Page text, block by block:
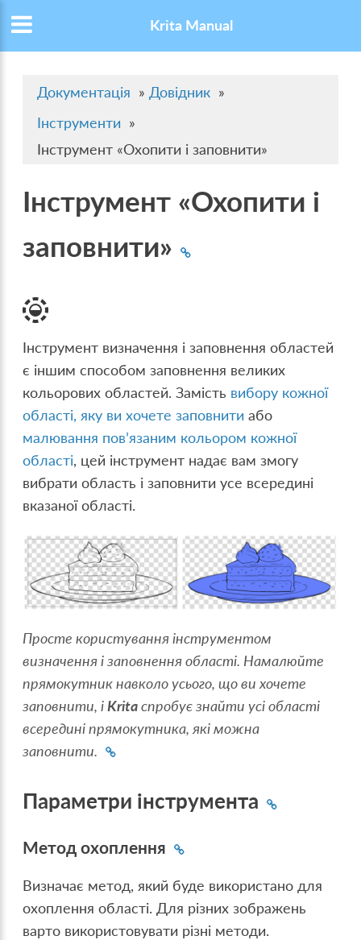
Krita Manual
Документація » Довідник »
Інструменти »
Інструмент «Охопити і заповнити»
Інструмент «Охопити і
заповнити»
Інструмент визначення і заповнення областей
є іншим способом заповнення великих
кольорових областей. Замість вибору кожної
області, яку ви хочете заповнити або
малювання пов’язаним кольором кожної
області, цей інструмент надає вам змогу
вибрати область і заповнити усе всередині
вказаної області.
Просте користування інструментом
визначення і заповнення області. Намалюйте
прямокутник навколо усього, що ви хочете
заповнити, і Kritaспробує знайти усі області
всередині прямокутника, які можна
заповнити.
Параметри інструмента
Метод охоплення
Визначає метод, який буде використано для
охоплення області. Для різних зображень
варто використовувати різні методи.